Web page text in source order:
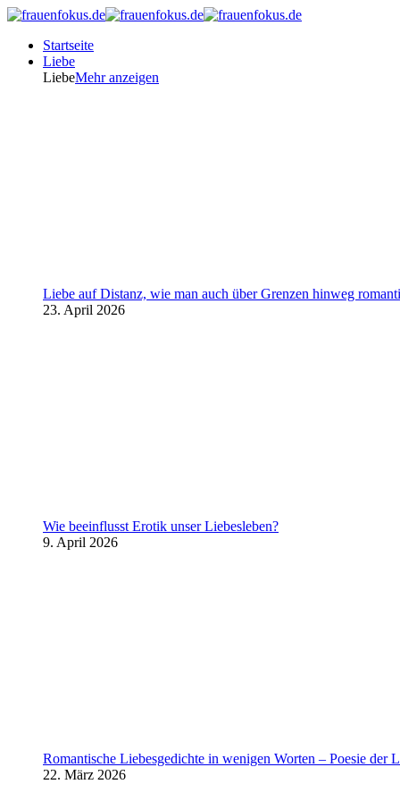
Startseite
Liebe
LiebeMehr anzeigen
Liebe auf Distanz, wie man auch über Grenzen hinweg
23. April 2026
Wie beeinflusst Erotik unser Liebesleben?
9. April 2026
Romantische Liebesgedichte in wenigen Worten – Poesie der
22. März 2026